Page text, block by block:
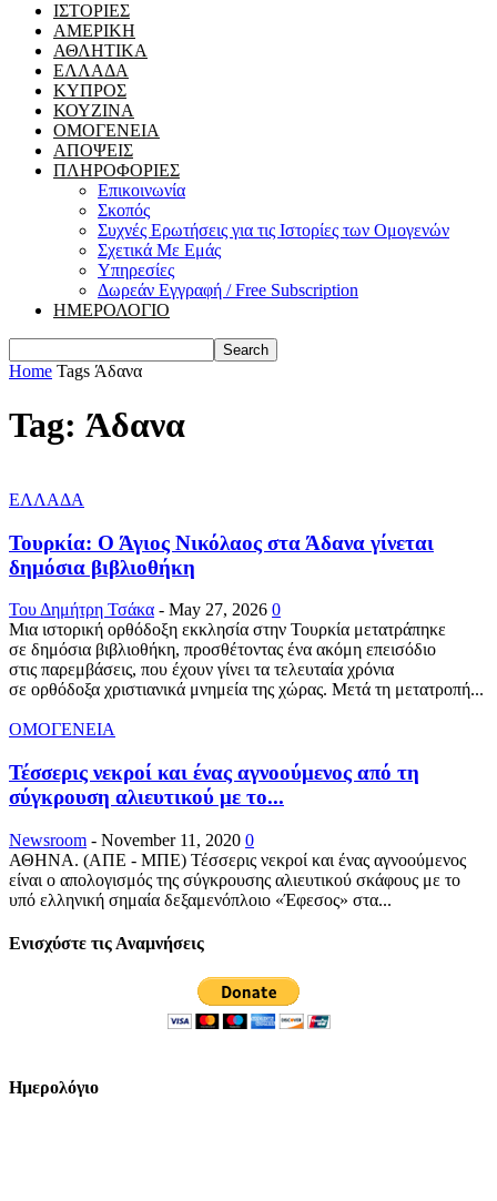
ΙΣΤΟΡΙΕΣ
ΑΜΕΡΙΚΗ
ΑΘΛΗΤΙΚΑ
ΕΛΛΑΔΑ
ΚΥΠΡΟΣ
ΚΟΥΖΙΝΑ
ΟΜΟΓΕΝΕΙΑ
ΑΠΟΨΕΙΣ
ΠΛΗΡΟΦΟΡΙΕΣ
Επικοινωνία
Σκοπός
Συχνές Ερωτήσεις για τις Ιστορίες των Ομογενών
Σχετικά Με Εμάς
Υπηρεσίες
Δωρεάν Εγγραφή / Free Subscription
ΗΜΕΡΟΛΟΓΙΟ
Home Tags Άδανα
Tag: Άδανα
ΕΛΛΑΔΑ
Τουρκία: Ο Άγιος Νικόλαος στα Άδανα γίνεται
δημόσια βιβλιοθήκη
Του Δημήτρη Τσάκα - May 27, 2026 0
Μια ιστορική ορθόδοξη εκκλησία στην Τουρκία μετατράπηκε
σε δημόσια βιβλιοθήκη, προσθέτοντας ένα ακόμη επεισόδιο
στις παρεμβάσεις, που έχουν γίνει τα τελευταία χρόνια
σε ορθόδοξα χριστιανικά μνημεία της χώρας. Μετά τη μετατροπή...
ΟΜΟΓΕΝΕΙΑ
Τέσσερις νεκροί και ένας αγνοούμενος από τη
σύγκρουση αλιευτικού με το...
Newsroom - November 11, 2020 0
ΑΘΗΝΑ. (ΑΠΕ - ΜΠΕ) Τέσσερις νεκροί και ένας αγνοούμενος
είναι ο απολογισμός της σύγκρουσης αλιευτικού σκάφους με το
υπό ελληνική σημαία δεξαμενόπλοιο «Έφεσος» στα...
Ενισχύστε τις Αναμνήσεις
Ημερολόγιο